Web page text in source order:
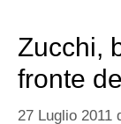
Zucchi,
fronte
27 Luglio 2011